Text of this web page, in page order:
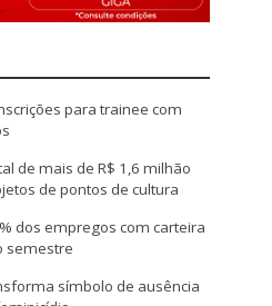
para trainee com
de mais de R$ 1,6 milhão
de pontos de cultura
dos empregos com carteira
semestre
símbolo de ausência